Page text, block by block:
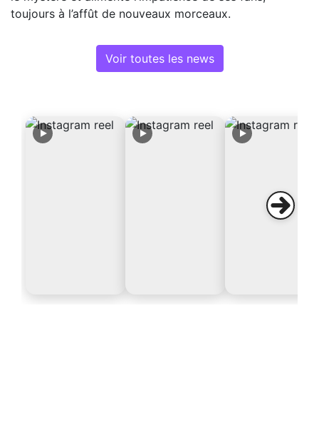
toujours à l’affût de nouveaux morceaux.
Voir toutes les news